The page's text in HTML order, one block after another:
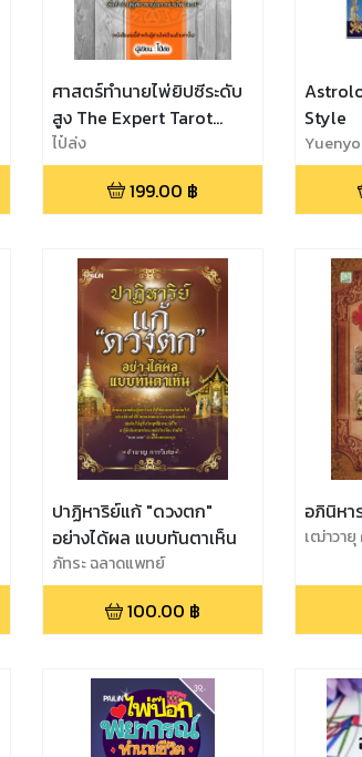
ศาสตร์ทำนายไพ่ยิปซีระดับ
สูง The Expert Tarot
Guide
ไป๋ล่ง
199.00 ฿
Style
ปาฏิหาริย์แก้ "ดวงตก"
อย่างได้ผล แบบทันตาเห็น
ภัทระ ฉลาดแพทย์
100.00 ฿
อภินิหา
เฒ่าวา